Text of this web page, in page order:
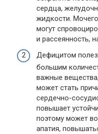
сердца,
жидкости.
могут
и рассеянность,
Дефицитом
большим
важные
может стать
сердечно-
повышает
поэтому может
апатия,